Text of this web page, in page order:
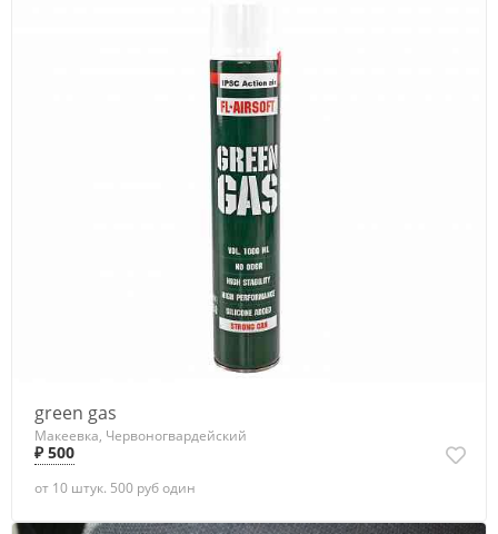
green gas
Макеевка, Червоногвардейский
₽ 500
от 10 штук. 500 руб один